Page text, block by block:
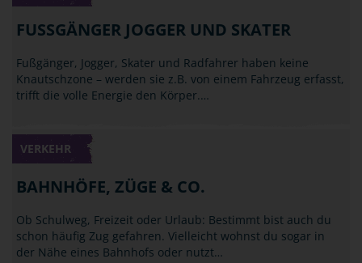
FUSSGÄNGER JOGGER UND SKATER
Fußgänger, Jogger, Skater und Radfahrer haben keine
Knautschzone – werden sie z.B. von einem Fahrzeug erfasst,
trifft die volle Energie den Körper.…
VERKEHR
BAHNHÖFE, ZÜGE & CO.
Ob Schulweg, Freizeit oder Urlaub: Bestimmt bist auch du
schon häufig Zug gefahren. Vielleicht wohnst du sogar in
der Nähe eines Bahnhofs oder nutzt…